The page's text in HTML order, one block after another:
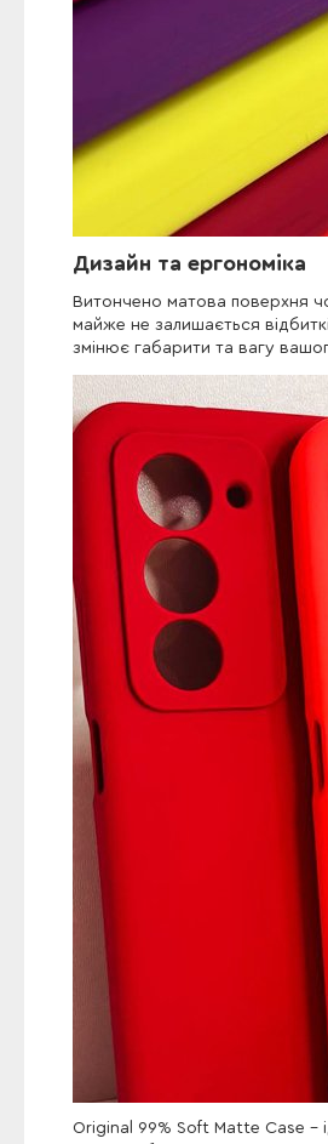
Дизайн та ергономіка
Витончено матова поверхня
майже не залишається
змінює габарити та вагу
Original 99% Soft Matte Case -